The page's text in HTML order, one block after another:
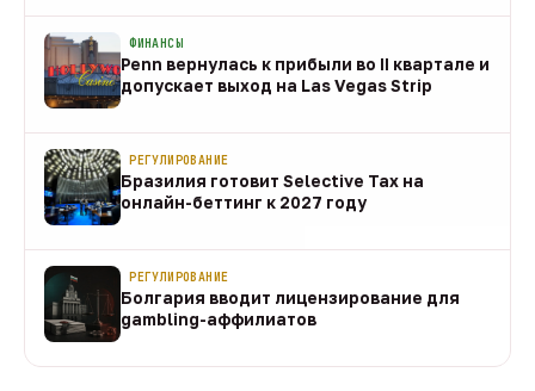
ФИНАНСЫ
Penn вернулась к прибыли во II квартале и
допускает выход на Las Vegas Strip
РЕГУЛИРОВАНИЕ
Бразилия готовит Selective Tax на
онлайн-беттинг к 2027 году
РЕГУЛИРОВАНИЕ
Болгария вводит лицензирование для
gambling-аффилиатов